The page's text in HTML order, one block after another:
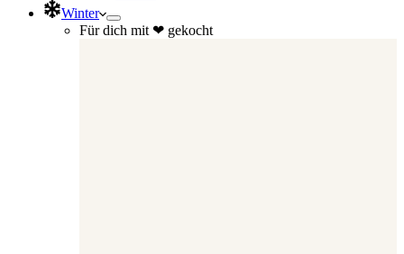
Winter
Für dich mit ❤ gekocht